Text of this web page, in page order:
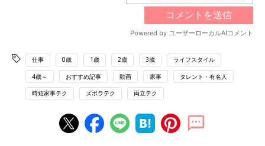
仕事 0歳 1歳 2歳 3歳 ライフスタイル
4歳～ おすすめ記事 動画 家事 タレント・有名人
時短家事テク ズボラテク 両立テク